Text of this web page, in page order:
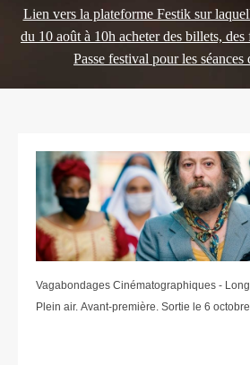
Lien vers la plateforme Festik sur
du 10 août à 10h acheter des billets, des
Passe festival pour les
Vagabondages Cinématographiques -
Plein air. Avant-première. Sortie le 6